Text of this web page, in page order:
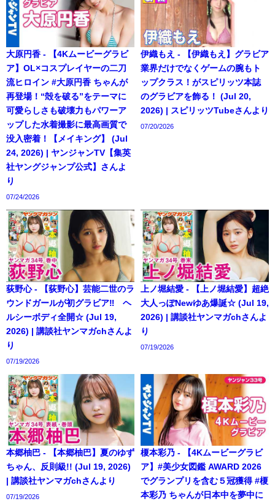
大原円香 - 【4Kムービーグラビ
ア】OL×コスプレイヤーの二刀
流ヒロイン #大原円香 ちゃんが
再登場！“殻を破る”をテーマに
可愛らしさも破壊力もパワーア
ップした水着撮影に最高画質で
没入密着！【メイキング】 (Jul
24, 2026) | ヤンジャンTV【集英
社ヤングジャンプ公式】さんよ
り
07/24/2026
伊織もえ - 【伊織もえ】グラビア
業界だけでなくゲームの腕もト
ップクラス！がスピリッツ本誌
のグラビアを飾る！ (Jul 20,
2026) | スピリッツTubeさんより
07/20/2026
荻野心 - 【荻野心】芸能二世のラ
ウンドガールが初グラビア‼︎ ヘ
ルシーボディ全開☆ (Jul 19,
2026) | 講談社ヤンマガchさんよ
り
07/19/2026
上ノ堀結愛 - 【上ノ堀結愛】超絶
大人っぽNewゆあ爆誕☆ (Jul 19,
2026) | 講談社ヤンマガchさんよ
り
07/19/2026
本郷柚巴 - 【本郷柚巴】夏のゆず
ちゃん、反則級!! (Jul 19, 2026)
| 講談社ヤンマガchさんより
07/19/2026
榎本彩乃 - 【4Kムービーグラビ
ア】#美少女図鑑 AWARD 2026
でグランプリを含む５冠獲得 #榎
本彩乃 ちゃんが日本中を夢中に